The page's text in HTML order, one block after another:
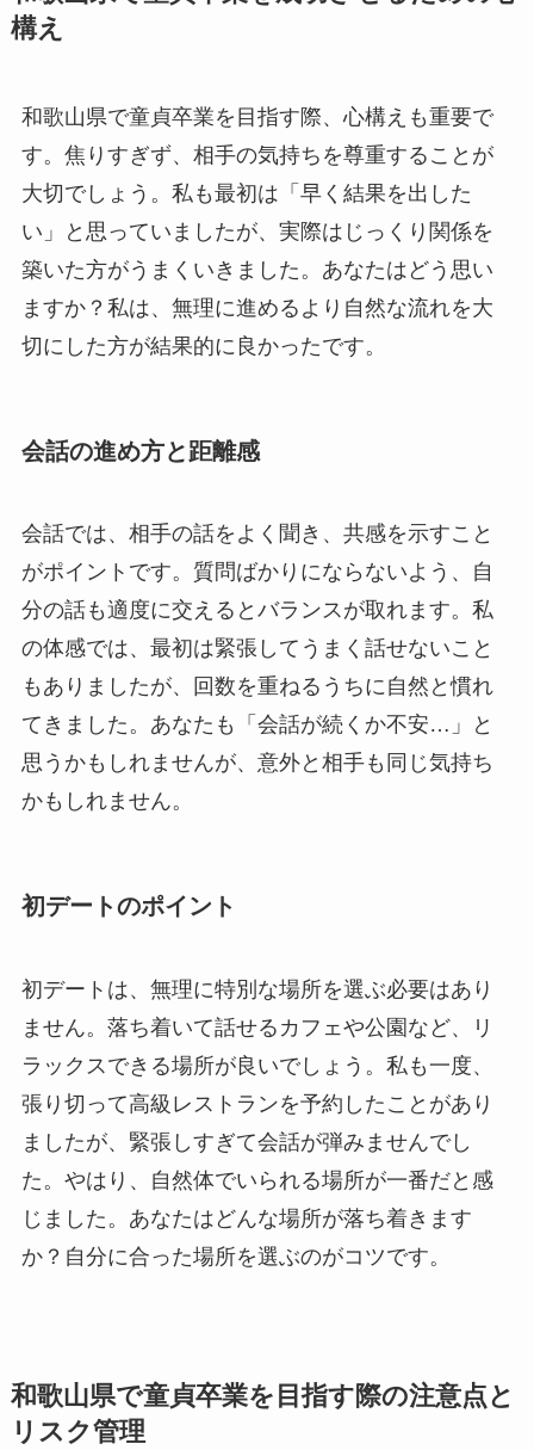
構え
和歌山県で童貞卒業を目指す際、心構えも重要で
す。焦りすぎず、相手の気持ちを尊重することが
大切でしょう。私も最初は「早く結果を出した
い」と思っていましたが、実際はじっくり関係を
築いた方がうまくいきました。あなたはどう思い
ますか？私は、無理に進めるより自然な流れを大
切にした方が結果的に良かったです。
会話の進め方と距離感
会話では、相手の話をよく聞き、共感を示すこと
がポイントです。質問ばかりにならないよう、自
分の話も適度に交えるとバランスが取れます。私
の体感では、最初は緊張してうまく話せないこと
もありましたが、回数を重ねるうちに自然と慣れ
てきました。あなたも「会話が続くか不安…」と
思うかもしれませんが、意外と相手も同じ気持ち
かもしれません。
初デートのポイント
初デートは、無理に特別な場所を選ぶ必要はあり
ません。落ち着いて話せるカフェや公園など、リ
ラックスできる場所が良いでしょう。私も一度、
張り切って高級レストランを予約したことがあり
ましたが、緊張しすぎて会話が弾みませんでし
た。やはり、自然体でいられる場所が一番だと感
じました。あなたはどんな場所が落ち着きます
か？自分に合った場所を選ぶのがコツです。
和歌山県で童貞卒業を目指す際の注意点と
リスク管理